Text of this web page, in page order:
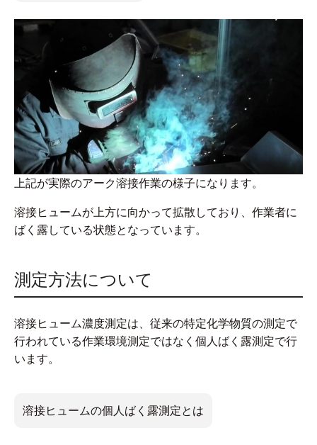
上記が実際のアーク溶接作業の様子になります。
溶接ヒュームが上方に向かって拡散しており、作業者に
ばく露している状態となっています。
測定方法について
溶接ヒューム濃度測定は、従来の特定化学物質の測定で
行われている作業環境測定ではなく個人ばく露測定で行
います。
溶接ヒュームの個人ばく露測定とは